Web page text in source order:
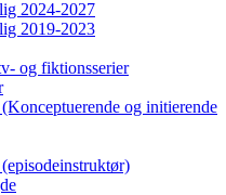
2024-2027
2019-2023
og fiktionsserier
og initierende